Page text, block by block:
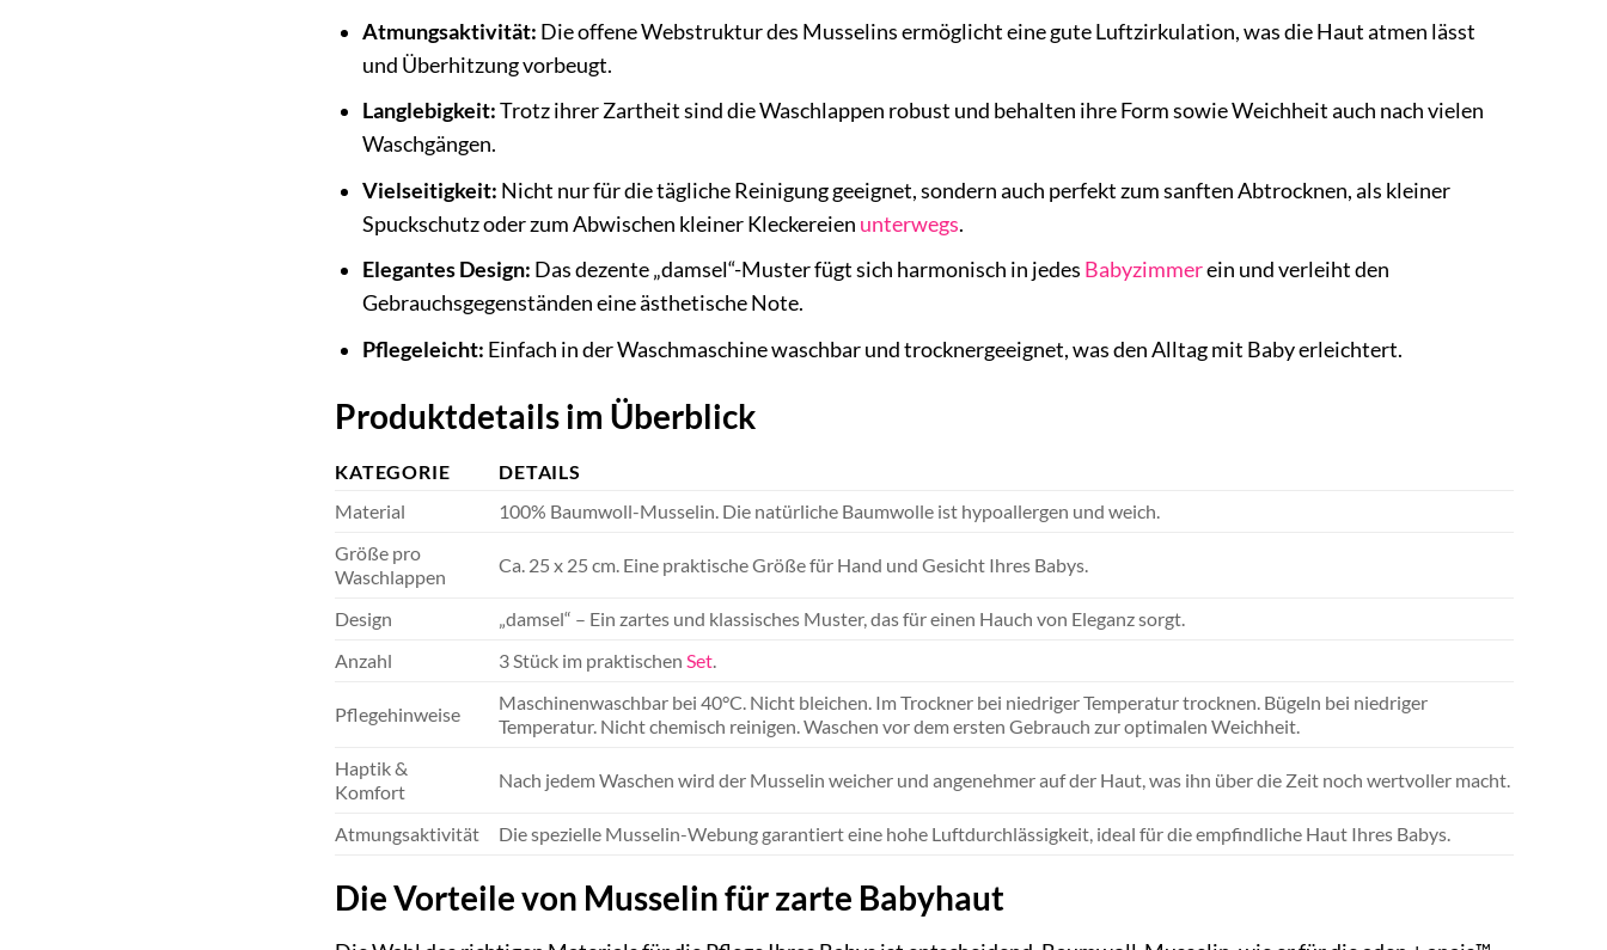
Atmungsaktivität: Die offene Webstruktur des Musselins ermöglicht eine gute Luftzirkulation, was die Haut atmen lässt
und Überhitzung vorbeugt.
Langlebigkeit:Trotz ihrer Zartheit sind die Waschlappen robust und behalten ihre Form sowie Weichheit auch nach vielen
Waschgängen.
Vielseitigkeit: Nicht nur für die tägliche Reinigung geeignet, sondern auch perfekt zum sanften Abtrocknen, als kleiner
Spuckschutz oder zum Abwischen kleiner Kleckereien unterwegs.
Elegantes Design: Das dezente „damsel“-Muster fügt sich harmonisch in jedes Babyzimmerein und verleiht den
Gebrauchsgegenständen eine ästhetische Note.
Pflegeleicht: Einfach in der Waschmaschine waschbar und trocknergeeignet, was den Alltag mit Baby erleichtert.
Produktdetails im Überblick
KATEGORIE
DETAILS
Material
100% Baumwoll-Musselin. Die natürliche Baumwolle ist hypoallergen und weich.
Größe pro
Waschlappen
Ca. 25 x 25 cm. Eine praktische Größe für Hand und Gesicht Ihres Babys.
Design
„damsel“ – Ein zartes und klassisches Muster, das für einen Hauch von Eleganz sorgt.
Anzahl
3 Stück im praktischen Set
Pflegehinweise
Maschinenwaschbar bei 40°C. Nicht bleichen. Im Trockner bei niedriger Temperatur trocknen. Bügeln bei niedriger
Temperatur. Nicht chemisch reinigen. Waschen vor dem ersten Gebrauch zur optimalen Weichheit.
Haptik &
Komfort
Nach jedem Waschen wird der Musselin weicher und angenehmer auf der Haut, was ihn über die Zeit noch wertvoller macht.
Atmungsaktivität Die spezielle Musselin-Webung garantiert eine hohe Luftdurchlässigkeit, ideal für die empfindliche Haut Ihres Babys.
Die Vorteile von Musselin für zarte Babyhaut